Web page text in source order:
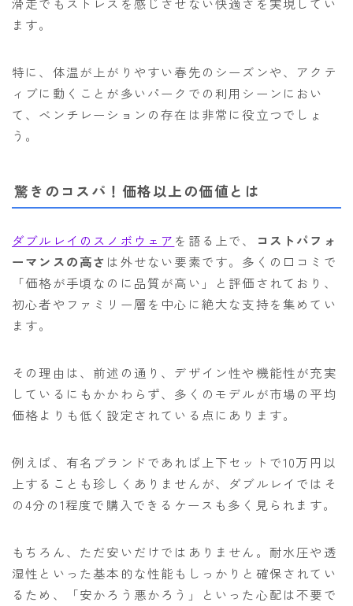
ます。
特に、体温が上がりやすい春先のシーズンや、アクテ
ィブに動くことが多いパークでの利用シーンにおい
て、ベンチレーションの存在は非常に役立つでしょ
う。
驚きのコスパ！価格以上の価値とは
ダブルレイのスノボウェア を語る上で、
コストパフォ
ーマンスの高さ は外せない要素です。多くの口コミで
「価格が手頃なのに品質が高い」と評価されており、
初心者やファミリー層を中心に絶大な支持を集めてい
ます。
その理由は、前述の通り、デザイン性や機能性が充実
しているにもかかわらず、多くのモデルが市場の平均
価格よりも低く設定されている点にあります。
例えば、有名ブランドであれば上下セットで10万円以
上することも珍しくありませんが、ダブルレイではそ
の4分の1程度で購入できるケースも多く見られます。
もちろん、ただ安いだけではありません。耐水圧や透
湿性といった基本的な性能もしっかりと確保されてい
るため、「安かろう悪かろう」といった心配は不要で